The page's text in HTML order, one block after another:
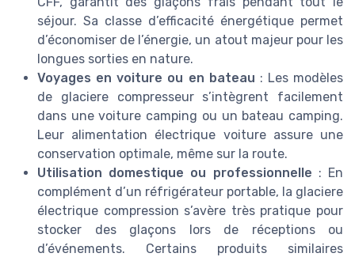
séjour. Sa classe d’efficacité énergétique permet
d’économiser de l’énergie, un atout majeur pour les
longues sorties en nature.
Voyages en voiture ou en bateau : Les modèles
de glaciere compresseur s’intègrent facilement
dans une voiture camping ou un bateau camping.
Leur alimentation électrique voiture assure une
conservation optimale, même sur la route.
Utilisation domestique ou professionnelle : En
complément d’un réfrigérateur portable, la glaciere
électrique compression s’avère très pratique pour
stocker des glaçons lors de réceptions ou
d’événements. Certains produits similaires